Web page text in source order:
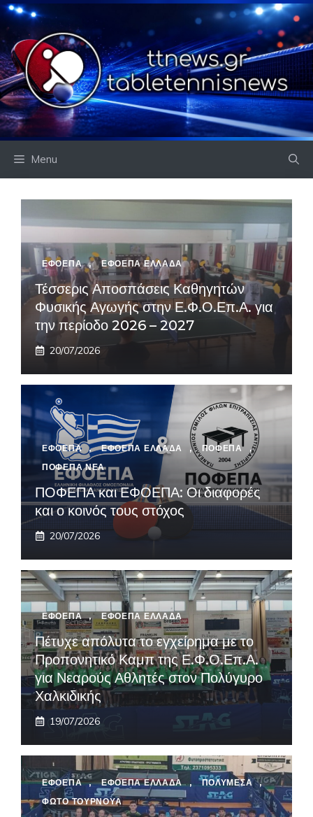
Skip
to
content
Menu
ΕΦΟΕΠΑ , ΕΦΟΕΠΑ ΕΛΛΑΔΑ
Τέσσερις Αποσπάσεις Καθηγητών
Φυσικής Αγωγής στην Ε.Φ.Ο.Επ.Α. για
την περίοδο 2026 – 2027
20/07/2026
ΕΦΟΕΠΑ , ΕΦΟΕΠΑ ΕΛΛΑΔΑ , ΠΟΦΕΠΑ
,
ΠΟΦΕΠΑ ΝΕΑ
ΠΟΦΕΠΑ και ΕΦΟΕΠΑ: Οι διαφορές
και ο κοινός τους στόχος
20/07/2026
ΕΦΟΕΠΑ , ΕΦΟΕΠΑ ΕΛΛΑΔΑ
Πέτυχε απόλυτα το εγχείρημα με το
Προπονητικό Καμπ της Ε.Φ.Ο.Επ.Α.
για Νεαρούς Αθλητές στον Πολύγυρο
Χαλκιδικής
19/07/2026
ΕΦΟΕΠΑ , ΕΦΟΕΠΑ ΕΛΛΑΔΑ , ΠΟΛΥΜΕΣΑ
,
ΦΩΤΟ ΤΟΥΡΝΟΥΑ